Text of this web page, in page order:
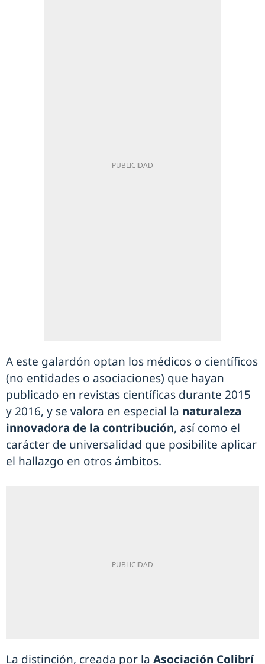
A este galardón optan los médicos o científicos
(no entidades o asociaciones) que hayan
publicado en revistas científicas durante 2015
y 2016, y se valora en especial la naturaleza
innovadora de la contribución, así como el
carácter de universalidad que posibilite aplicar
el hallazgo en otros ámbitos.
La distinción, creada por la Asociación Colibrí